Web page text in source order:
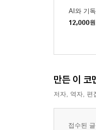
AI와 기
12,000원
만든 이 코
저자, 역자, 편
접수된